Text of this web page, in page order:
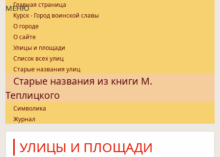
МЕНЮ
Главная страница
Курск - Город воинской славы
О городе
О сайте
Улицы и площади
Список всех улиц
Старые названия улиц
Старые названия из книги М.
Теплицкого
Символика
Журнал
УЛИЦЫ И ПЛОЩАДИ